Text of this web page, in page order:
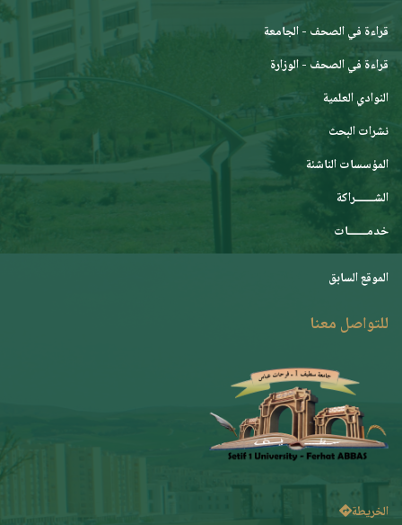
قراءة في الصحف - الجامعة
قراءة في الصحف - الوزارة
النوادي العلمية
نشرات البحث
المؤسسات الناشئة
الشـــــــراكة
خدمـــــــات
الموقع السابق
للتواصل معنا
الخريطة